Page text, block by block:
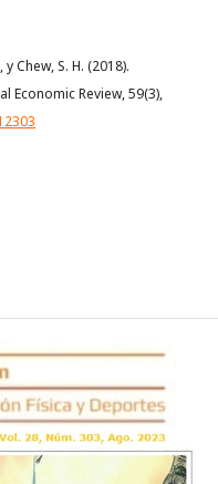
Chew, S. H. (2018).
Economic Review, 59(3),